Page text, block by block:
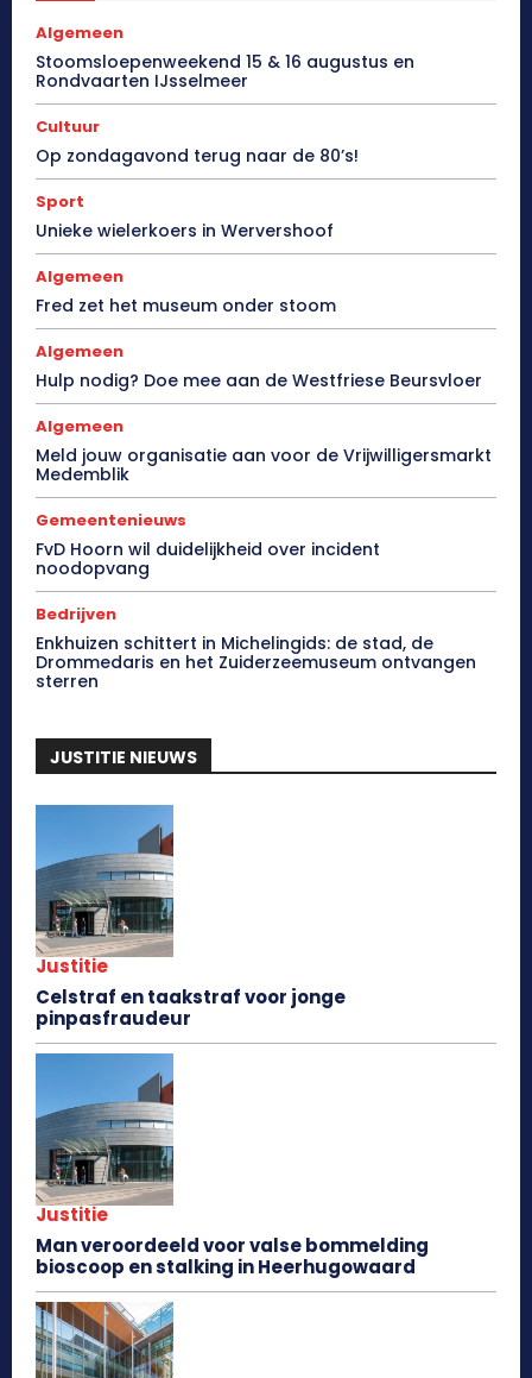
Algemeen
Stoomsloepenweekend 15 & 16 augustus en
Rondvaarten IJsselmeer
Cultuur
Op zondagavond terug naar de 80’s!
Sport
Unieke wielerkoers in Wervershoof
Algemeen
Fred zet het museum onder stoom
Algemeen
Hulp nodig? Doe mee aan de Westfriese Beursvloer
Algemeen
Meld jouw organisatie aan voor de Vrijwilligersmarkt
Medemblik
Gemeentenieuws
FvD Hoorn wil duidelijkheid over incident
noodopvang
Bedrijven
Enkhuizen schittert in Michelingids: de stad, de
Drommedaris en het Zuiderzeemuseum ontvangen
sterren
JUSTITIE NIEUWS
Justitie
Celstraf en taakstraf voor jonge
pinpasfraudeur
Justitie
Man veroordeeld voor valse bommelding
bioscoop en stalking in Heerhugowaard